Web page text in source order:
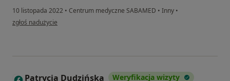
10 listopada 2022 • Centrum medyczne SABAMED • Inny •
w opinii użytkownika Alexandra Bakos
zgłoś nadużycie
P Patrycja Dudzińska Weryfikacja wizyty